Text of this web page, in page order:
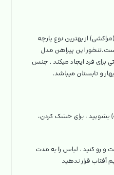
از بهترین نوع پارچه
این پیراهن مدل
برای فرد ایجاد میکند . جنس
و تابستان میباشد.
آب سرد (۳۰ درجه) بشویید ، برای خشک کردن،
رو کنید ، لباس را به مدت
قرار ندهید